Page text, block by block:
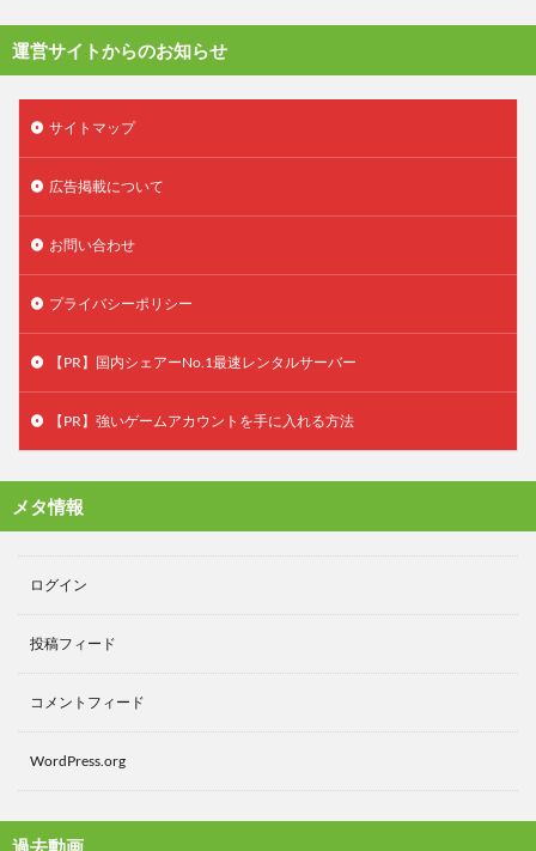
運営サイトからのお知らせ
サイトマップ
広告掲載について
お問い合わせ
プライバシーポリシー
【PR】国内シェアーNo.1最速レンタルサーバー
【PR】強いゲームアカウントを手に入れる方法
メタ情報
ログイン
投稿フィード
コメントフィード
WordPress.org
過去動画